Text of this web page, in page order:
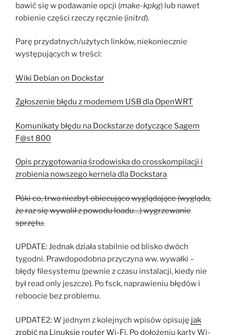
bawić się w podawanie opcji (make-kpkg) lub nawet
robienie części rzeczy ręcznie (initrd).
Parę przydatnych/użytych linków, niekoniecznie
występujących w treści:
Wiki Debian on Dockstar
Zgłoszenie błędu z modemem USB dla OpenWRT
Komunikaty błędu na Dockstarze dotyczące Sagem
F@st 800
Opis przygotowania środowiska do crosskompilacji i
zrobienia nowszego kernela dla Dockstara
Póki co, trwa niezbyt obiecująco wyglądające (wygląda,
że raz się wywalił z powodu loadu…) wygrzewanie
sprzętu.
UPDATE: Jednak działa stabilnie od blisko dwóch
tygodni. Prawdopodobna przyczyna ww. wywałki –
błędy filesystemu (pewnie z czasu instalacji, kiedy nie
był read only jeszcze). Po fsck, naprawieniu błędów i
reboocie bez problemu.
UPDATE2: W jednym z kolejnych wpisów opisuję jak
zrobić na Linuksie router Wi-Fi. Po dołożeniu karty Wi-